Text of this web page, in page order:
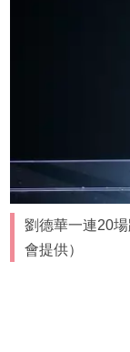
劉德華一連20
會提供）